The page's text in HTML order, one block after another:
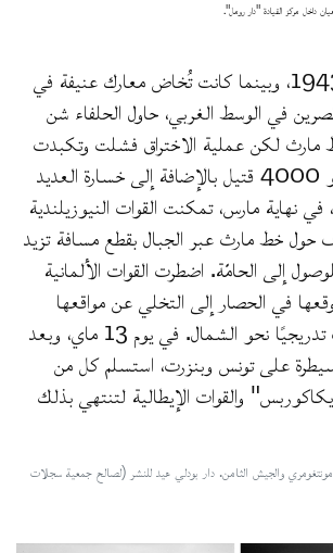
داخل مركز القيادة "دار رومل".
في منتصف مارس 1943، وبينما كانت تُخاض معارك عنيفة في
في الوسط الغربي، حاول الحلفاء شن
لكن عملية الاختراق فشلت وتكبدت
القوات البريطانية نحو 4000 قتيل بالإضافة إلى خسارة العديد
في نهاية مارس، تمكنت القوات النيوزيلندية
حول خط مارث عبر الجبال بقطع مسافة تزيد
للوصول إلى الحامّة. اضطرت القوات الألمانية
وقعها في الحصار إلى التخلي عن مواقعها
المحصنة والانسحاب تدريجيًا نحو الشمال. في يوم 13 ماي، وبعد
على تونس وبنزرت، استسلم كل من
والقوات الإيطالية لتنتهي بذلك
بروكس (1991): مونتغومري والجيش الثامن. دار بودلي هيد للنشر (لصالح جمعية سجلات